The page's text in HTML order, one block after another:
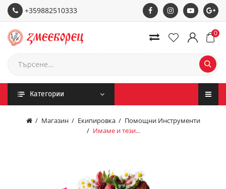
+359882510333
0
Категории
Магазин Екипировка
Помощни Инструменти
Имаме и тези...